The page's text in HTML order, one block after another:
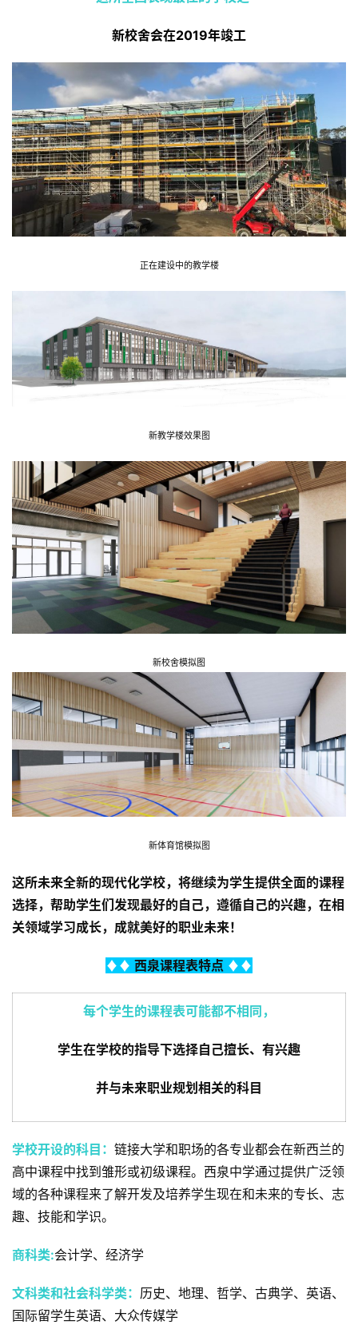
系
投
资
移
庭
团
新校舍会在2019年竣工
正在建设中的教学楼
新教学楼效果图
新校舍模拟图
新体育馆模拟图
这所未来全新的现代化学校， 将继续为学生提供全面的课程
选择， 帮助学生们发现最好的自己， 遵循自己的兴趣， 在相
关领域学习成长， 成就美好的职业未来！
♦♦ 西泉课程表特点 ♦♦
每个学生的课程表可能都不相同，
学生在学校的指导下选择自己擅长、有兴趣
并与未来职业规划相关的科目
学校开设的科目： 链接大学和职场的各专业都会在新西兰的
高中课程中找到雏形或初级课程。西泉中学通过提供广泛领
域的各种课程来了解开发及培养学生现在和未来的专长、志
趣、技能和学识。
商科类:会计学、经济学
文科类和社会科学类： 历史、地理、哲学、古典学、英语、
国际留学生英语、大众传媒学